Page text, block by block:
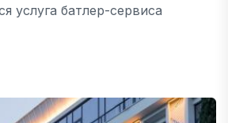
услуга батлер-сервиса